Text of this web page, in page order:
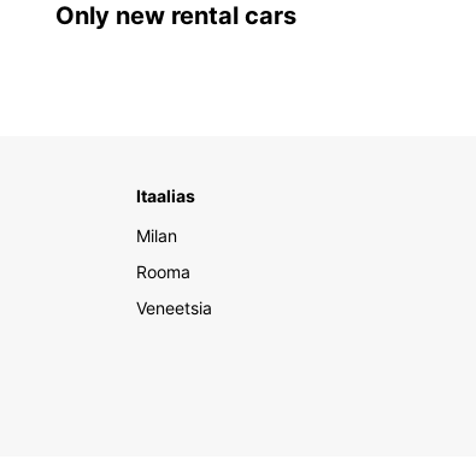
Only new rental cars
Itaalias
Milan
Rooma
Veneetsia